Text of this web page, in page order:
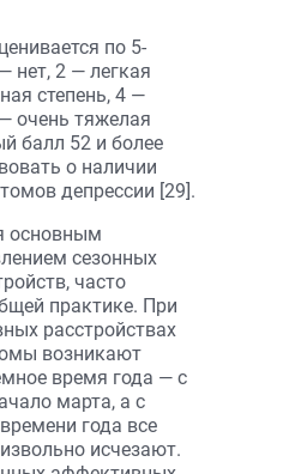
по 5-
нет, 2 — легкая
степень, 4 —
очень тяжелая
балл 52 и более
о наличии
депрессии [29].
основным
сезонных
часто
практике. При
расстройствах
возникают
время года — с
марта, а с
года все
исчезают.